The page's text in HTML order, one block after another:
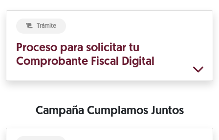
Trámite
Proceso para solicitar tu
Comprobante Fiscal Digital
Campaña Cumplamos Juntos